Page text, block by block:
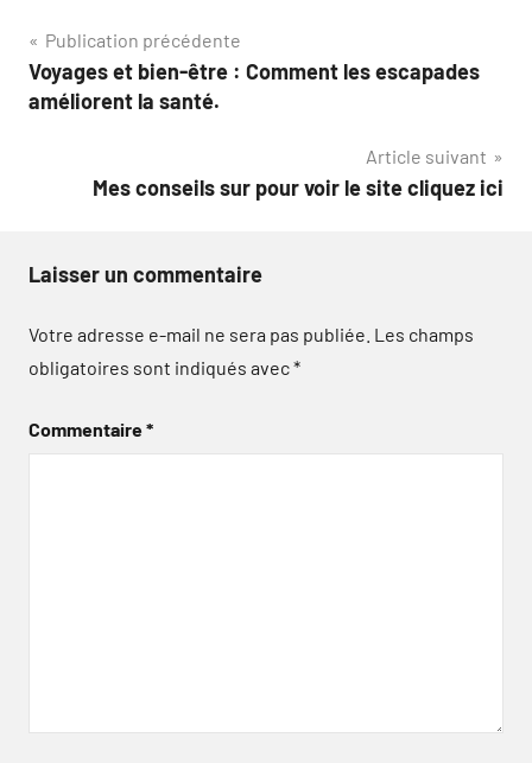
Navigation
de
Publication précédente
Voyages et bien-être : Comment les escapades
améliorent la santé.
Article suivant
Mes conseils sur pour voir le site cliquez ici
Laisser un commentaire
Votre adresse e-mail ne sera pas publiée. Les champs
obligatoires sont indiqués avec*
Commentaire*